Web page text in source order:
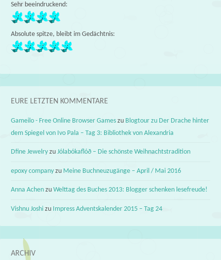
Sehr beeindruckend:
Absolute spitze, bleibt im Gedächtnis:
EURE LETZTEN KOMMENTARE
Gameilo - Free Online Browser Games zu Blogtour zu Der Drache hinter
dem Spiegel von Ivo Pala – Tag 3: Bibliothek von Alexandria
Dfine Jewelry zuJólabókaflóð – Die schönste Weihnachtstradition
epoxy company zu Meine Buchneuzugänge – April / Mai 2016
Anna Achen zuWelttag des Buches 2013: Blogger schenken lesefreude!
Vishnu Joshi zu Impress Adventskalender 2015 – Tag 24
ARCHIV